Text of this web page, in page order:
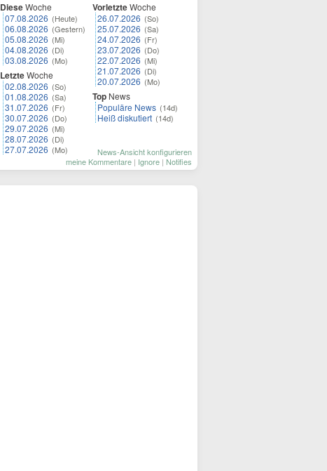
DieseWoche
07.08.2026 (Heute)
06.08.2026 (Gestern)
05.08.2026 (Mi)
04.08.2026 (Di)
03.08.2026 (Mo)
LetzteWoche
02.08.2026 (So)
01.08.2026 (Sa)
31.07.2026 (Fr)
30.07.2026 (Do)
29.07.2026 (Mi)
28.07.2026 (Di)
27.07.2026 (Mo)
VorletzteWoche
26.07.2026 (So)
25.07.2026 (Sa)
24.07.2026 (Fr)
23.07.2026 (Do)
22.07.2026 (Mi)
21.07.2026 (Di)
20.07.2026 (Mo)
Top News
Populäre News (14d)
Heiß diskutiert (14d)
News-Ansicht konfigurieren
meine Kommentare | Ignore | Notifies